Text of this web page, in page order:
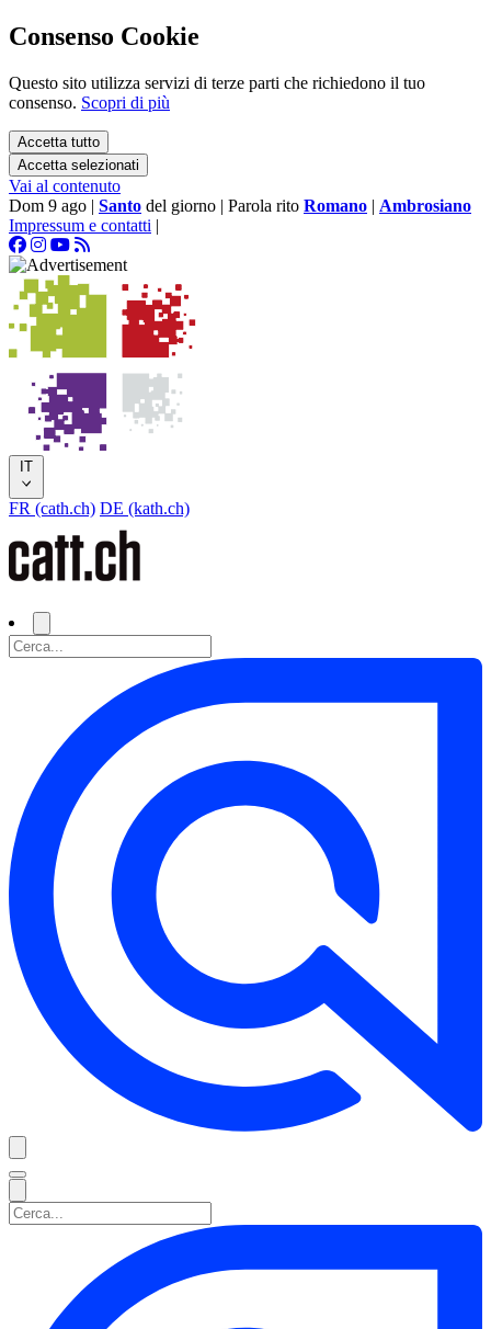
Consenso Cookie
Questo sito utilizza servizi di terze parti che richiedono il tuo
consenso. Scopri di più
Accetta tutto
Accetta selezionati
Vai al contenuto
Dom 9 ago | Santo del giorno | Parola rito Romano | Ambrosiano
Impressum e contatti |
IT
FR (cath.ch) DE (kath.ch)